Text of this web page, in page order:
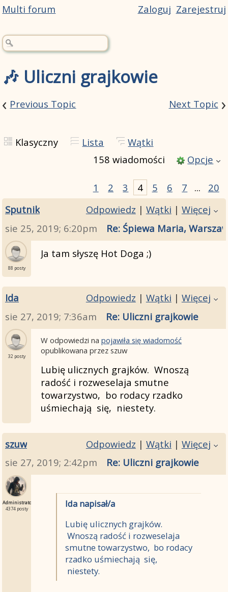
Multi forum Zaloguj Zarejestruj
🎶 Uliczni grajkowie
‹ Previous Topic Next Topic ›
Klasyczny Lista
Wątki
158 wiadomości
Opcje
1 2 3 4 5 6 7 ...
20
Sputnik
Odpowiedz | Wątki | Więcej
sie 25, 2019; 6:20pm
Re: Śpiewa Maria,
88 posty
Ja tam słyszę Hot Doga ;)
Ida Odpowiedz | Wątki | Więcej
sie 27, 2019; 7:36am
Re: Uliczni grajkowie
32 posty
W odpowiedzi na pojawiła się wiadomość
opublikowana przez szuw
Lubię ulicznych grajków. Wnoszą
radość i rozweselaja smutne
towarzystwo, bo rodacy rzadko
uśmiechają się, niestety.
szuw Odpowiedz | Wątki | Więcej
sie 27, 2019; 2:42pm
Re: Uliczni grajkowie
Administrator
4374 posty
Ida napisał/a
Lubię ulicznych grajków.
Wnoszą radość i rozweselaja
smutne towarzystwo, bo rodacy
rzadko uśmiechają się,
niestety.